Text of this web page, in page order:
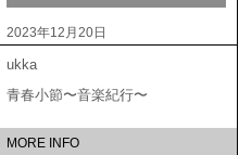
2023年12月20日
ukka
青春小節〜音楽紀行〜
MORE INFO